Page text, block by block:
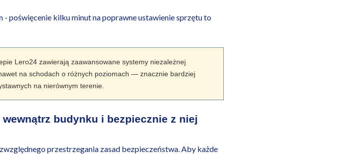
poświęcenie kilku minut na poprawne ustawienie sprzętu to
Lero24 zawierają zaawansowane systemy niezależnej
na schodach o różnych poziomach — znacznie bardziej
na nierównym terenie.
budynku i bezpiecznie z niej
przestrzegania zasad bezpieczeństwa. Aby każde